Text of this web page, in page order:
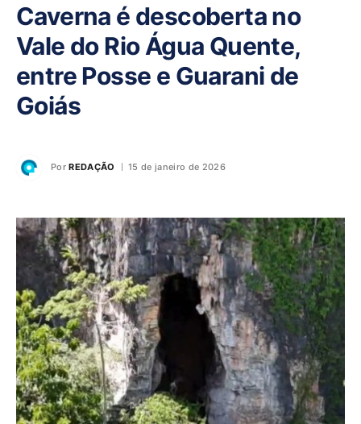
Caverna é descoberta no
Vale do Rio Água Quente,
entre Posse e Guarani de
Goiás
Por REDAÇÃO 15 de janeiro de 2026